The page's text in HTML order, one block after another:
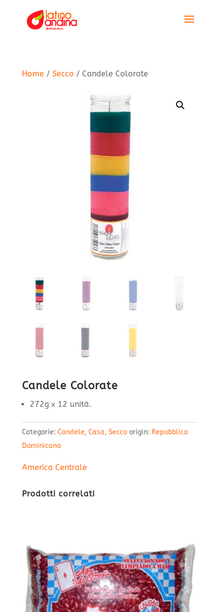
Home / Secco / Candele Colorate
Candele Colorate
272g x 12 unità.
Categorie: Candele, Casa, Secco origin: Repubblica
Dominicana
America Centrale
Prodotti correlati